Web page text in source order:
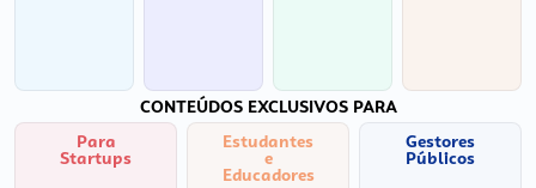
CONTEÚDOS EXCLUSIVOS PARA
Para
Startups
Estudantes
e
Educadores
Gestores
Públicos